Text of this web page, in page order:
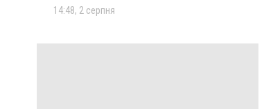
14:48, 2 серпня